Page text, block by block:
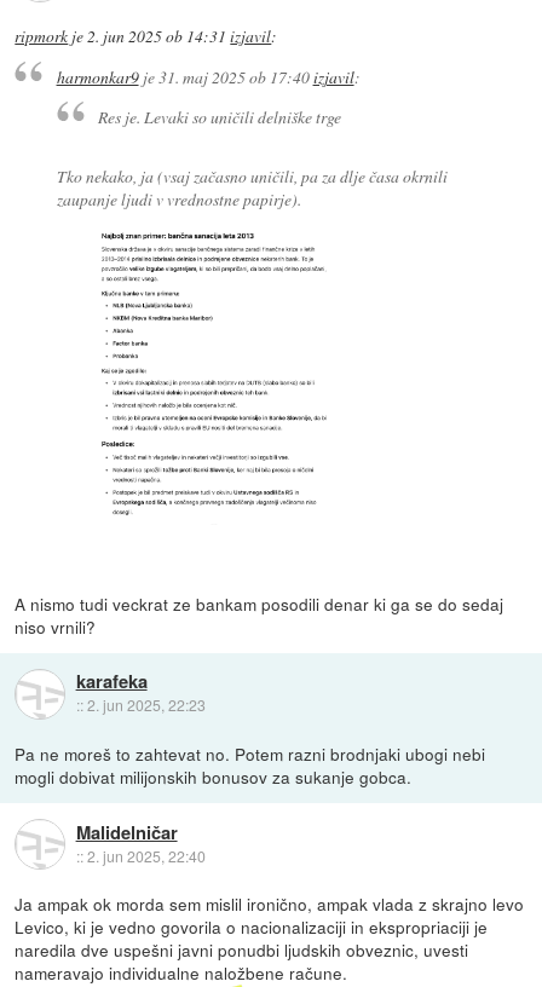
ripmork je2. jun 2025 ob 14:31 izjavil:
harmonkar9je31. maj 2025 ob 17:40izjavil:
Res je. Levaki so uničili delniške trge
Tko nekako, ja (vsaj začasno uničili, pa za dlje časa okrnili
zaupanje ljudi v vrednostne papirje).
A nismo tudi veckrat ze bankam posodili denar ki ga se do sedaj
niso vrnili?
karafeka
::2. jun 2025, 22:23
Pa ne moreš to zahtevat no. Potem razni brodnjaki ubogi nebi
mogli dobivat milijonskih bonusov za sukanje gobca.
Malidelničar
::2. jun 2025, 22:40
Ja ampak ok morda sem mislil ironično, ampak vlada z skrajno levo
Levico, ki je vedno govorila o nacionalizaciji in ekspropriaciji je
naredila dve uspešni javni ponudbi ljudskih obveznic, uvesti
nameravajo individualne naložbene račune.